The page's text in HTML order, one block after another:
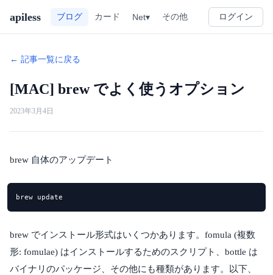
apiless ブログ カード Net▾ その他 ログイン
← 記事一覧に戻る
[MAC] brew でよく使うオプション
2023年3月4日
brew 自体のアップデート
brew update
brew でインストール形式はいくつかあります。fomula (複数
形: fomulae) はインストールするためのスクリプト、bottle は
バイナリのパッケージ、その他にも種類があります。以下、